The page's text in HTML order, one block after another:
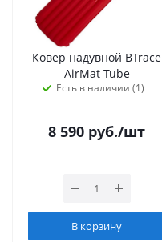
Ковер надувной BTrace
AirMat Tube
Есть в наличии (1)
8 590 руб./шт
В корзину